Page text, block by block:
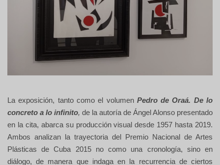
La exposición, tanto como el volumen Pedro de Oraá. De lo
concreto a lo infinito, de la autoría de Ángel Alonso presentado
en la cita, abarca su producción visual desde 1957 hasta 2019.
Ambos analizan la trayectoria del Premio Nacional de Artes
Plásticas de Cuba 2015 no como una cronología, sino en
diálogo, de manera que indaga en la recurrencia de ciertos